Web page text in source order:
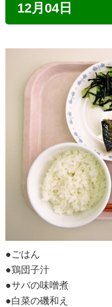
12月04日
●ごはん
●鶏団子汁
●サバの味噌煮
●白菜の磯和え